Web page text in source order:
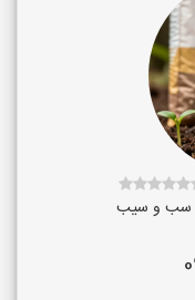
سب و سیب